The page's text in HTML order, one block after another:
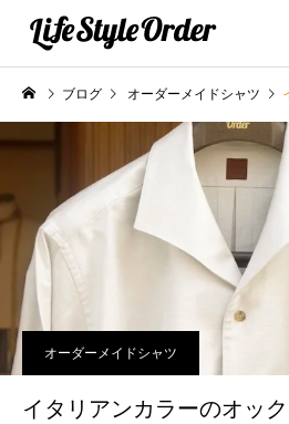
ブログ オーダーメイドシャツ
オーダーメイドシャツ
イタリアンカラーのオッ